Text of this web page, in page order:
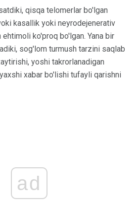
qisqa telomerlar bo'lgan
kasallik yoki neyrodejenerativ
ko'proq bo'lgan. Yana bir
sog'lom turmush tarzini saqlab
yoshi takrorlanadigan
xabar bo'lishi tufayli qarishni
ad